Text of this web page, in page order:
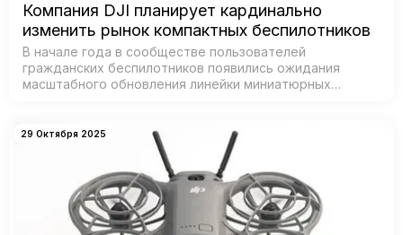
Компания DJI планирует кардинально
изменить рынок компактных беспилотников
В начале года в сообществе пользователей
гражданских беспилотников появились ожидания
масштабного обновления линейки миниатюрных
29 Октября 2025